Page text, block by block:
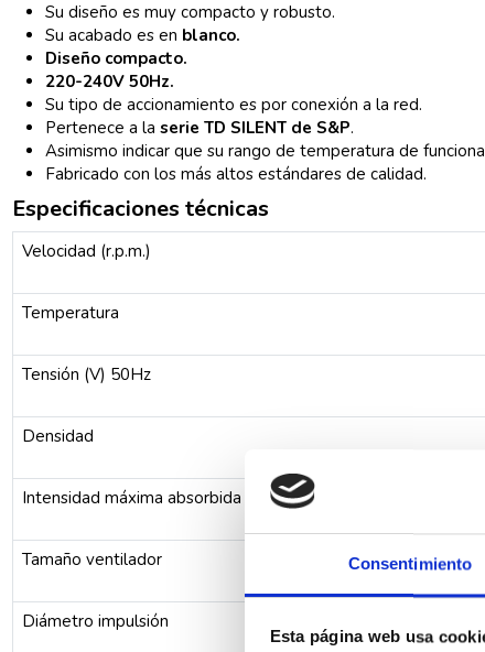
Consentimiento
Esta página web usa
Su diseño es muy compacto y robusto.
Su acabado es en blanco.
Diseño compacto.
220-240V 50Hz.
Su tipo de accionamiento es por conexión a la red.
Pertenece a laserie TD SILENT de S&P.
Asimismo indicar que su rango de temperatura de
Fabricado con los más altos estándares de calidad.
Especificaciones técnicas
Velocidad (r.p.m.)
Temperatura
Tensión (V) 50Hz
Densidad
Intensidad máxima absorbida
Tamaño ventilador
Diámetro impulsión